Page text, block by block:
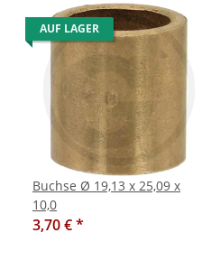
AUF LAGER
Buchse Ø 19,13 x 25,09 x
10,0
3,70 €*